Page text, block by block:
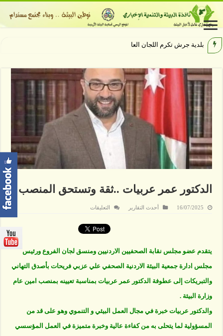
بلدية جرش تكرم اللجان العاملة وال
الدكتور عمر عربيات ..ثقة وتستحق المنصب
16/07/2025 أحدث التقارير التعليقات
عربيات
..ثقة
مغلقة
يتقدم عضو مجلس نقابة الصحفيين الاردنيين ومنسق لجان الفروع ورئيس
مجلس ادارة جمعية البيئة الاردنية الصحفي علي عزبي فريحات بأصدق التهاني
والتبريكات إلى عطوفة الدكتور عمر عربيات بمناسبة تعيينه بمنصب امين عام
وزارة البيئة .
والدكتور عربيات خبرة في مجال العمل البيئي و التنموي وهو على قد من
المسؤولية لما يتحلى به من كفاءة عالية وخبرة متميزة في العمل المؤسسي